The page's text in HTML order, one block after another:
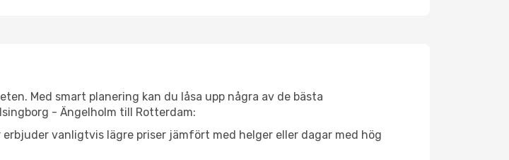
Med smart planering kan du låsa upp några av de bästa
- Ängelholm till Rotterdam:
erbjuder vanligtvis lägre priser jämfört med helger eller dagar med hög